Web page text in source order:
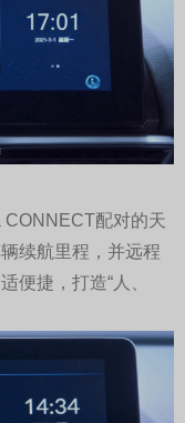
CONNECT配对的天
续航里程，并远程
便捷，打造“人、